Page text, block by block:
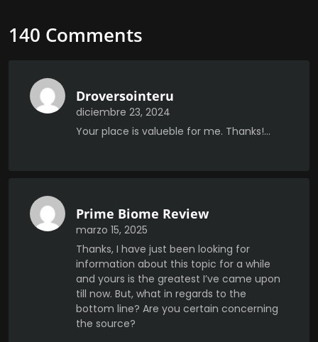
140 Comments
Droversointeru
diciembre 23, 2024
Your place is valueble for me. Thanks!…
Prime Biome Review
marzo 15, 2025
Thanks, I have just been looking for
information about this topic for a while
and yours is the greatest I’ve came upon
till now. But, what in regards to the
bottom line? Are you certain concerning
the source?